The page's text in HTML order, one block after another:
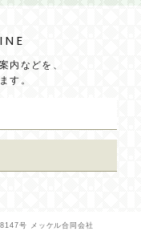
内などを、
す。
号 メッケル合同会社